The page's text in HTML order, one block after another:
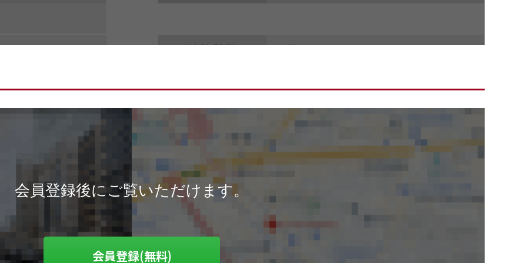
会員登録後にご覧いただけます。
会員登録(無料)